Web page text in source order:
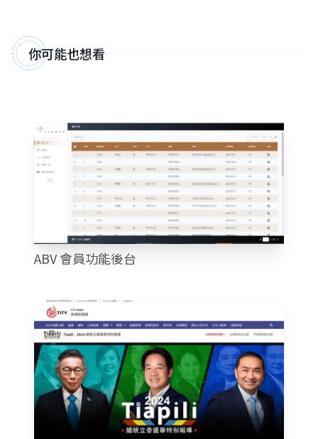
你可能也想看
ABV 會員功能後台